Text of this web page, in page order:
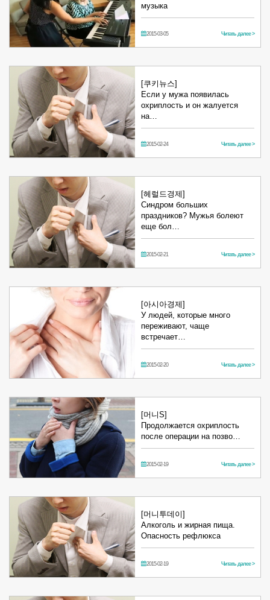
музыка
2015-03-05 Читать далее >
[쿠키뉴스]
Если у мужа появилась
охриплость и он жалуется
на…
2015-02-24 Читать далее >
[헤럴드경제]
Синдром больших
праздников? Мужья болеют
еще бол…
2015-02-21 Читать далее >
[아시아경제]
У людей, которые много
переживают, чаще
встречает…
2015-02-20 Читать далее >
[머니S]
Продолжается охриплость
после операции на позво…
2015-02-19 Читать далее >
[머니투데이]
Алкоголь и жирная пища.
Опасность рефлюкса
2015-02-19 Читать далее >